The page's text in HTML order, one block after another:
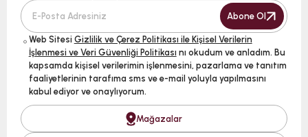
Abone Ol
Web Sitesi Gizlilik ve Çerez Politikası ile Kişisel Verilerin
İşlenmesi ve Veri Güvenliği Politikası nı okudum ve anladım. Bu
kapsamda kişisel verilerimin işlenmesini, pazarlama ve tanıtım
faaliyetlerinin tarafıma sms ve e-mail yoluyla yapılmasını
kabul ediyor ve onaylıyorum.
Mağazalar